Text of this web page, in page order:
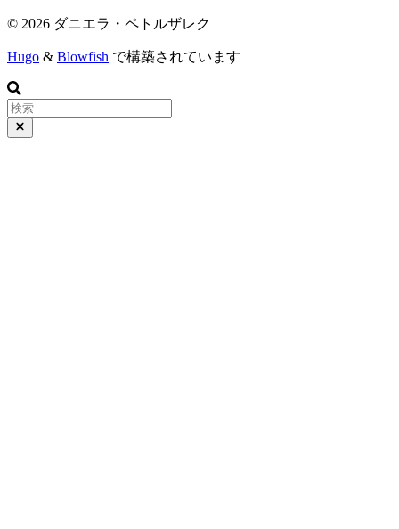
© 2026 ダニエラ・ペトルザレク
Hugo & Blowfish で構築されています